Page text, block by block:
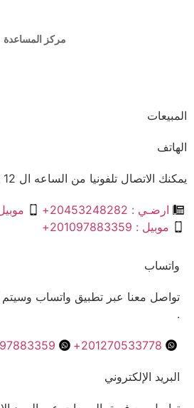
مركز المساعدة
المبيعات
الهاتف
يمكنك الاتصال تلفونيا من الساعه ال 12 ظهرا الى 11 مساءا .
ارضـي : 20453248282+
موبيل :
موبيل : 201097883359+
واتساب
تواصل معنا عبر تطبيق واتساب
.
201270533778+
البريد الإلكتروني